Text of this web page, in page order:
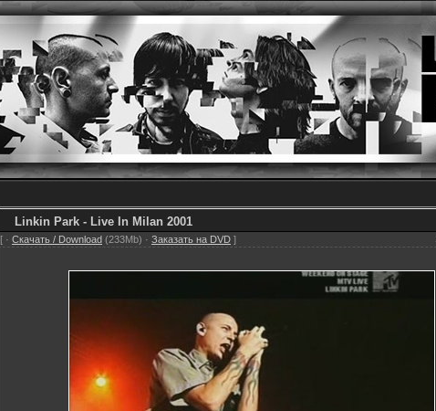
Linkin Park - Live In Milan 2001
[ · Скачать / Download (233Mb) · Заказать на DVD ]